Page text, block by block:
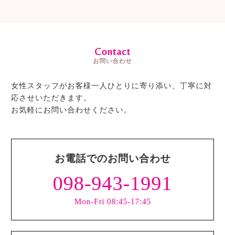
Contact
お問い合わせ
女性スタッフがお客様一人ひとりに寄り添い、丁寧に対
応させいただきます。
お気軽にお問い合わせください。
お電話でのお問い合わせ
098-943-1991
Mon-Fri 08:45-17:45